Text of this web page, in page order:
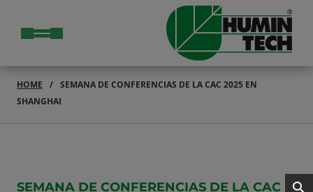
HOME
SEMANA DE CONFERENCIAS DE LA CAC 2025 EN
SHANGHAI
SEMANA DE CONFERENCIAS DE LA CAC